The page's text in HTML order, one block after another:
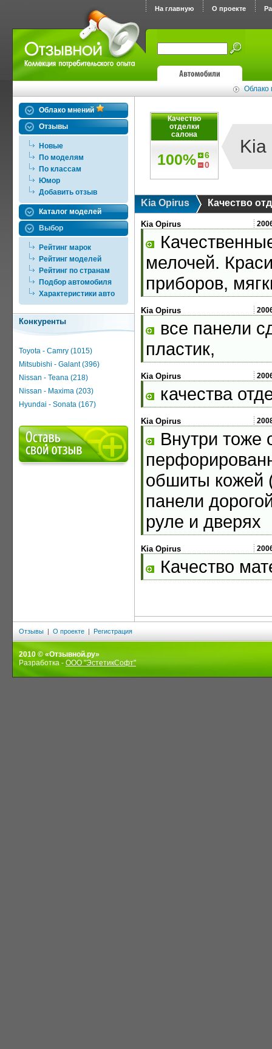
На главную О проекте
Облако
Облако мнений
Отзывы
Новые
По моделям
По классам
Юмор
Добавить отзыв
Каталог моделей
Выбор
Рейтинг марок
Рейтинг моделей
Рейтинг по странам
Подбор автомобиля
Характеристики авто
Конкуренты
Toyota - Camry (1015)
Mitsubishi - Galant (396)
Nissan - Teana (218)
Nissan - Maxima (203)
Hyundai - Sonata (167)
Качество
отделки
салона
100%
6
0
Kia
Kia Opirus Качество
Kia Opirus
мелочей.
приборов,
Kia Opirus
все панели
пластик,
Kia Opirus
качества
Kia Opirus
Внутри тоже
обшиты кожей
панели
руле и дверях
Kia Opirus
Качество
Отзывы | О проекте | Регистрация
2010 © «Отзывной.ру»
Разработка - ООО "ЭстетикСофт"